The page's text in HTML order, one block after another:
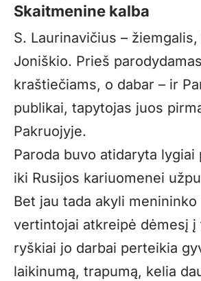
Skaitmenine kalba
S. Laurinavičius –
Joniškio. Prieš
kraštiečiams, o dabar – ir
publikai, tapytojas juos
Pakruojyje.
Paroda buvo atidaryta lygiai
iki Rusijos kariuomenei
Bet jau tada akyli
vertintojai atkreipė dėmesį į
ryškiai jo darbai perteikia
laikinumą, trapumą, kelia